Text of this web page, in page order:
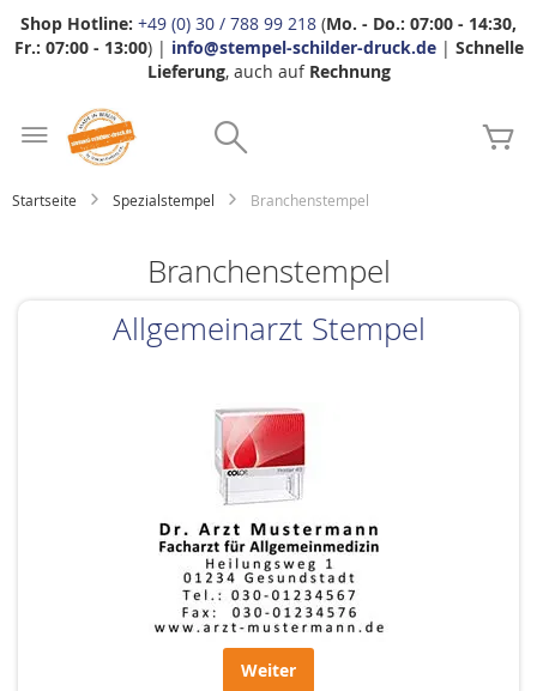
Shop Hotline: +49 (0) 30 / 788 99 218 (Mo. - Do.: 07:00 - 14:30,
Fr.: 07:00 - 13:00) | info@stempel-schilder-druck.de| Schnelle
Lieferung, auch auf Rechnung
Startseite Spezialstempel Branchenstempel
Branchenstempel
Allgemeinarzt Stempel
Weiter